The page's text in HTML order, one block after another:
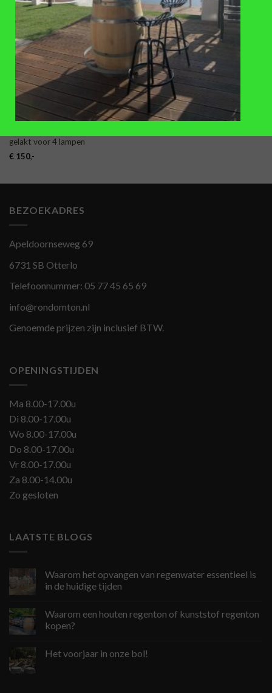
TOEVOEGEN
VERLANGLIJST
LAMPEN
gelakt voor 4 lampen
€150,-
BEZOEKADRES
Apeldoornseweg 69
6731 SB Otterlo
Telefoonnummer: 05 77 45 65 69
info@rondomton.nl
Genoemde prijzen zijn inclusief BTW.
OPENINGSTIJDEN
Ma 8.00-17.00u
Di 8.00-17.00u
Wo 8.00-17.00u
Do 8.00-17.00u
Vr 8.00-17.00u
Za 8.00-14.00u
Zo gesloten
LAATSTE BLOGS
Waarom het opvangen van regenwater essentieel is
in de huidige tijden
Waarom een houten regenton of kunststof regenton
kopen?
Het voorjaar in onze bol!